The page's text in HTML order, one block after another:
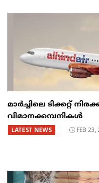
മാർച്ചിലെ ടിക്കറ്റ്
വിമാനക്കമ്പനികൾ
LATEST NEWS FEB